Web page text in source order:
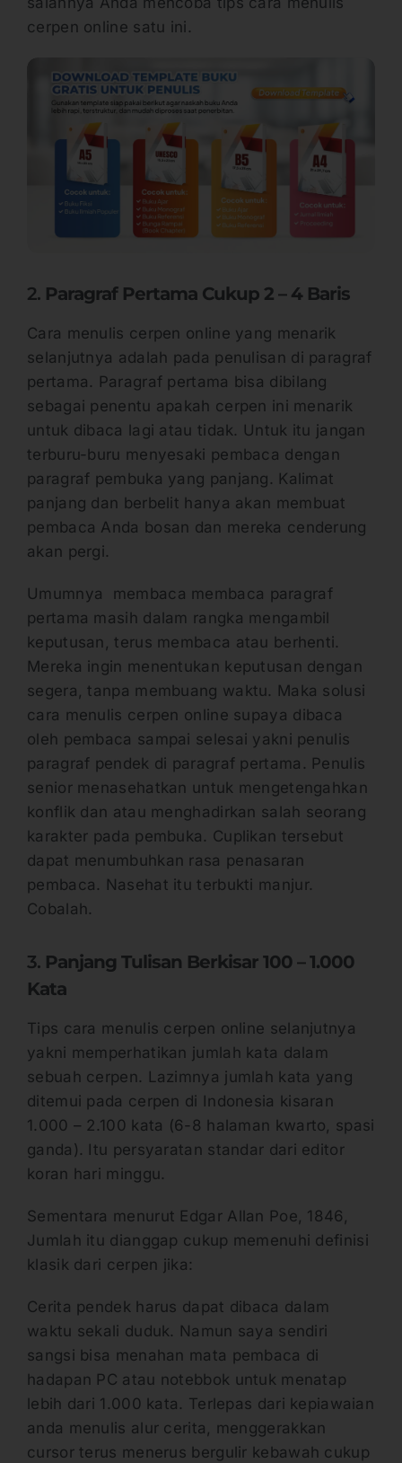
cerpen online satu ini.
2. Paragraf Pertama Cukup 2 – 4 Baris
Cara menulis cerpen online yang menarik
selanjutnya adalah pada penulisan di paragraf
pertama. Paragraf pertama bisa dibilang
sebagai penentu apakah cerpen ini menarik
untuk dibaca lagi atau tidak. Untuk itu jangan
terburu-buru menyesaki pembaca dengan
paragraf pembuka yang panjang. Kalimat
panjang dan berbelit hanya akan membuat
pembaca Anda bosan dan mereka cenderung
akan pergi.
Umumnya membaca membaca paragraf
pertama masih dalam rangka mengambil
keputusan, terus membaca atau berhenti.
Mereka ingin menentukan keputusan dengan
segera, tanpa membuang waktu. Maka solusi
cara menulis cerpen online supaya dibaca
oleh pembaca sampai selesai yakni penulis
paragraf pendek di paragraf pertama. Penulis
senior menasehatkan untuk mengetengahkan
konflik dan atau menghadirkan salah seorang
karakter pada pembuka. Cuplikan tersebut
dapat menumbuhkan rasa penasaran
pembaca. Nasehat itu terbukti manjur.
Cobalah.
3. Panjang Tulisan Berkisar 100 – 1.000
Kata
Tips cara menulis cerpen online selanjutnya
yakni memperhatikan jumlah kata dalam
sebuah cerpen. Lazimnya jumlah kata yang
ditemui pada cerpen di Indonesia kisaran
1.000 – 2.100 kata (6-8 halaman kwarto, spasi
ganda). Itu persyaratan standar dari editor
koran hari minggu.
Sementara menurut Edgar Allan Poe, 1846,
Jumlah itu dianggap cukup memenuhi definisi
klasik dari cerpen jika:
Cerita pendek harus dapat dibaca dalam
waktu sekali duduk. Namun saya sendiri
sangsi bisa menahan mata pembaca di
hadapan PC atau notebbok untuk menatap
lebih dari 1.000 kata. Terlepas dari kepiawaian
anda menulis alur cerita, menggerakkan
cursor terus menerus bergulir kebawah cukup